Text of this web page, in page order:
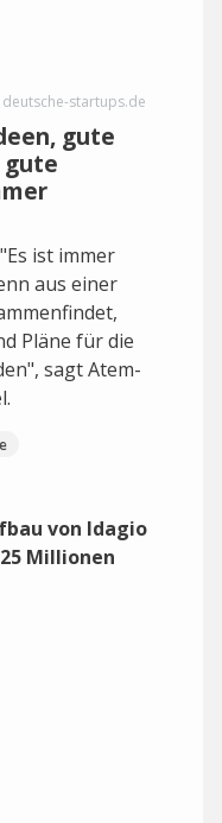
deutsche-startups.de
gute
gute
ist immer
aus einer
Pläne für die
sagt Atem-